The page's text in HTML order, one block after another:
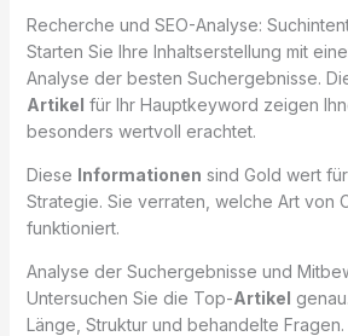
Recherche und SEO-Analyse:
Starten Sie Ihre Inhaltserstellung mit
Analyse der besten Suchergebnisse.
Artikel für Ihr Hauptkeyword zeigen
besonders wertvoll erachtet.
Diese Informationen sind Gold wert
Strategie. Sie verraten, welche Art von
funktioniert.
Analyse der Suchergebnisse und
Untersuchen Sie die Top-Artikel
Länge, Struktur und behandelte